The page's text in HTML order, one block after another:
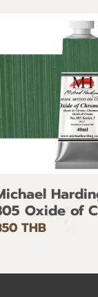
Oxide of
THB